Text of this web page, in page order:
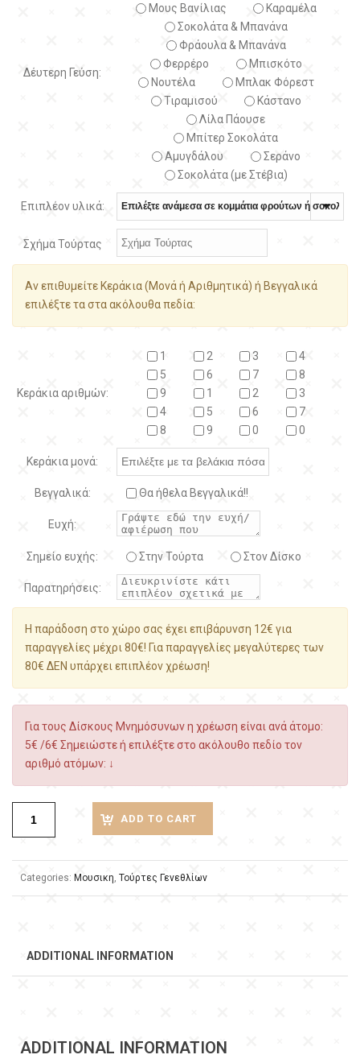
Δέυτερη Γεύση:
Μους Βανίλιας
Καραμέλα
Σοκολάτα & Μπανάνα
Φράουλα & Μπανάνα
Φερρέρο
Μπισκότο
Νουτέλα
Μπλακ Φόρεστ
Τιραμισού
Κάστανο
Λίλα Πάουσε
Μπίτερ Σοκολάτα
Αμυγδάλου
Σεράνο
Σοκολάτα (με Στέβια)
Επιπλέον υλικά:
Σχήμα Τούρτας
Αν επιθυμείτε Κεράκια (Μονά ή Αριθμητικά) ή Βεγγαλικά
επιλέξτε τα στα ακόλουθα πεδία:
Κεράκια αριθμών:
1 2 3
4
5
6 7
8
9
1 2
3
4
5 6
7
8
9 0 0
Κεράκια μονά:
Βεγγαλικά: Θα ήθελα Βεγγαλικά!!
Ευχή:
Σημείο ευχής: Στην Τούρτα Στον Δίσκο
Παρατηρήσεις:
Η παράδοση στο χώρο σας έχει επιβάρυνση 12€ για
παραγγελίες μέχρι 80€! Για παραγγελίες μεγαλύτερες των
80€ ΔΕΝ υπάρχει επιπλέον χρέωση!
Για τους Δίσκους Μνημόσυνων η χρέωση είναι ανά άτομο:
5€ /6€ Σημειώστε ή επιλέξτε στο ακόλουθο πεδίο τον
αριθμό ατόμων: ↓
ADD TO CART
Categories: Μουσικη Τούρτες Γενεθλίων
ADDITIONAL INFORMATION
ADDITIONAL INFORMATION